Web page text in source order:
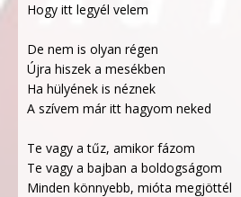
Hogy itt legyél velem
De nem is olyan régen
Újra hiszek a mesékben
Ha hülyének is néznek
A szívem már itt hagyom neked
Te vagy a tűz, amikor fázom
Te vagy a bajban a boldogságom
Minden könnyebb, mióta megjöttél